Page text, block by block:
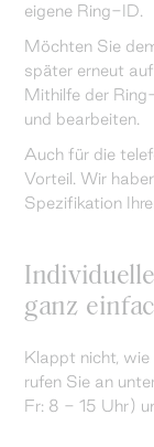
eigene Ring-ID.
Möchten Sie
später erneut
Mithilfe der
und bearbeiten.
Auch für die
Vorteil. Wir
Spezifikation
ganz
Klappt nicht, wie
rufen Sie an
Fr: 8 - 15 Uhr)